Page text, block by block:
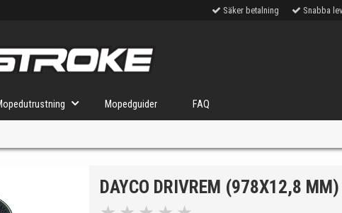
Säker betalning Snabba
Mopedguider FAQ
FÖR RÄTT DELARDAYCO DRIVREM (978X12,8 MM)